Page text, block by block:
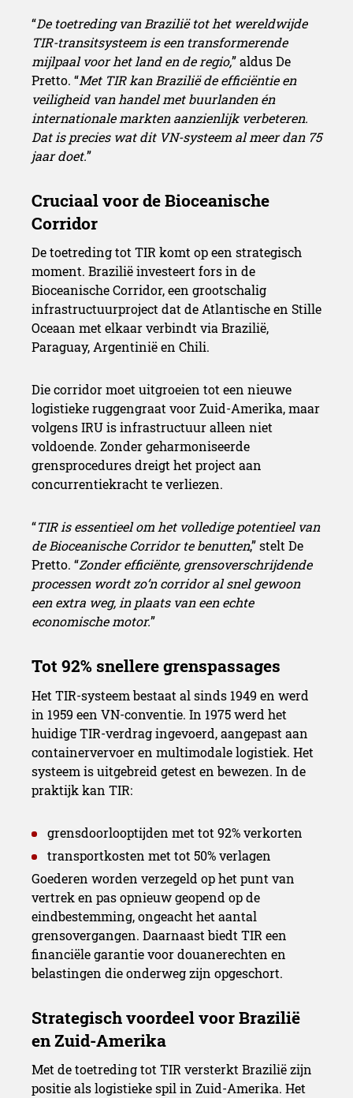
“Een transformerende
de regio”
“De toetreding van Brazilië tot het wereldwijde
TIR-transitsysteem is een transformerende
mijlpaal voor het land en de regio,” aldus De
Pretto. “Met TIR kan Brazilië de efficiëntie en
veiligheid van handel met buurlanden én
internationale markten aanzienlijk verbeteren.
Dat is precies wat dit VN-systeem al meer dan 75
jaar doet.”
Cruciaal voor de
Corridor
De toetreding tot TIR komt op een strategisch
moment. Brazilië investeert fors in de
Bioceanische Corridor, een grootschalig
infrastructuurproject dat de Atlantische en Stille
Oceaan met elkaar verbindt via Brazilië,
Paraguay, Argentinië en Chili.
Die corridor moet uitgroeien tot een nieuwe
logistieke ruggengraat voor Zuid-Amerika, maar
volgens IRU is infrastructuur alleen niet
voldoende. Zonder geharmoniseerde
grensprocedures dreigt het project aan
concurrentiekracht te verliezen.
“TIR is essentieel om het volledige potentieel van
de Bioceanische Corridor te benutten,” stelt De
Pretto. “Zonder efficiënte, grensoverschrijdende
processen wordt zo’n corridor al snel gewoon
een extra weg, in plaats van een echte
economische motor.”
Het TIR-systeem bestaat al sinds 1949 en werd
in 1959 een VN-conventie. In 1975 werd het
huidige TIR-verdrag ingevoerd, aangepast aan
containervervoer en multimodale logistiek. Het
systeem is uitgebreid getest en bewezen. In de
praktijk kan TIR:
grensdoorlooptijden met tot 92% verkorten
transportkosten met tot 50% verlagen
Goederen worden verzegeld op het punt van
vertrek en pas opnieuw geopend op de
eindbestemming, ongeacht het aantal
grensovergangen. Daarnaast biedt TIR een
financiële garantie voor douanerechten en
belastingen die onderweg zijn opgeschort.
Met de toetreding tot TIR versterkt Brazilië zijn
positie als logistieke spil in Zuid-Amerika. Het